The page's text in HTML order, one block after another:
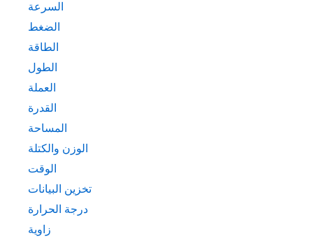
السرعة
الضغط
الطاقة
الطول
العملة
القدرة
المساحة
الوزن والكتلة
الوقت
تخزين البيانات
درجة الحرارة
زاوية